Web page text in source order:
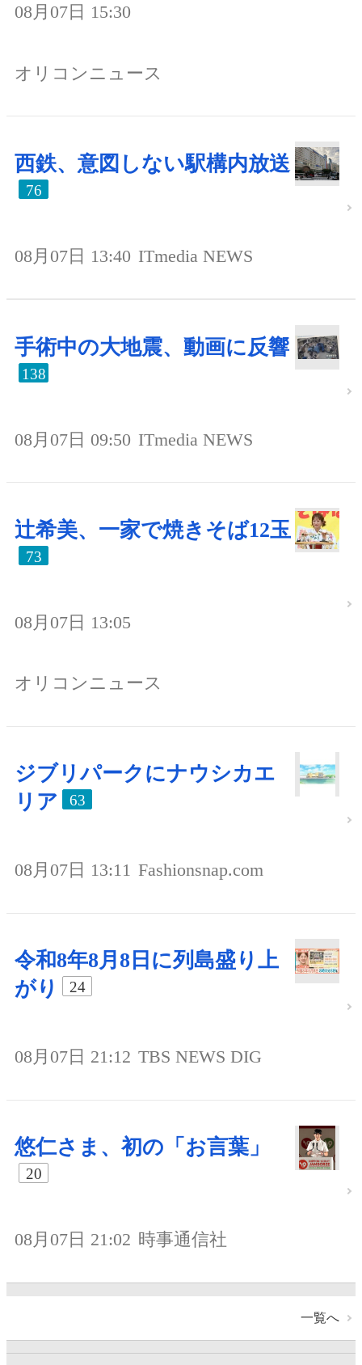
08月07日 15:30
オリコンニュース
西鉄、意図しない駅構内放送
76
08月07日 13:40 ITmedia NEWS
手術中の大地震、動画に反響
138
08月07日 09:50 ITmedia NEWS
辻希美、一家で焼きそば12玉
73
08月07日 13:05
オリコンニュース
ジブリパークにナウシカエ
リア
63
08月07日 13:11 Fashionsnap.com
令和8年8月8日に列島盛り上
がり
24
08月07日 21:12 TBS NEWS DIG
悠仁さま、初の「お言葉」
20
08月07日 21:02 時事通信社
一覧へ